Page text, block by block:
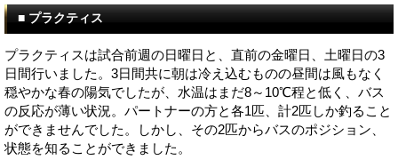
■ プラクティス
プラクティスは試合前週の日曜日と、直前の金曜日、土曜日の3
日間行いました。3日間共に朝は冷え込むものの昼間は風もなく
穏やかな春の陽気でしたが、水温はまだ8～10℃程と低く、バス
の反応が薄い状況。パートナーの方と各1匹、計2匹しか釣ること
ができませんでした。しかし、その2匹からバスのポジション、
状態を知ることができました。